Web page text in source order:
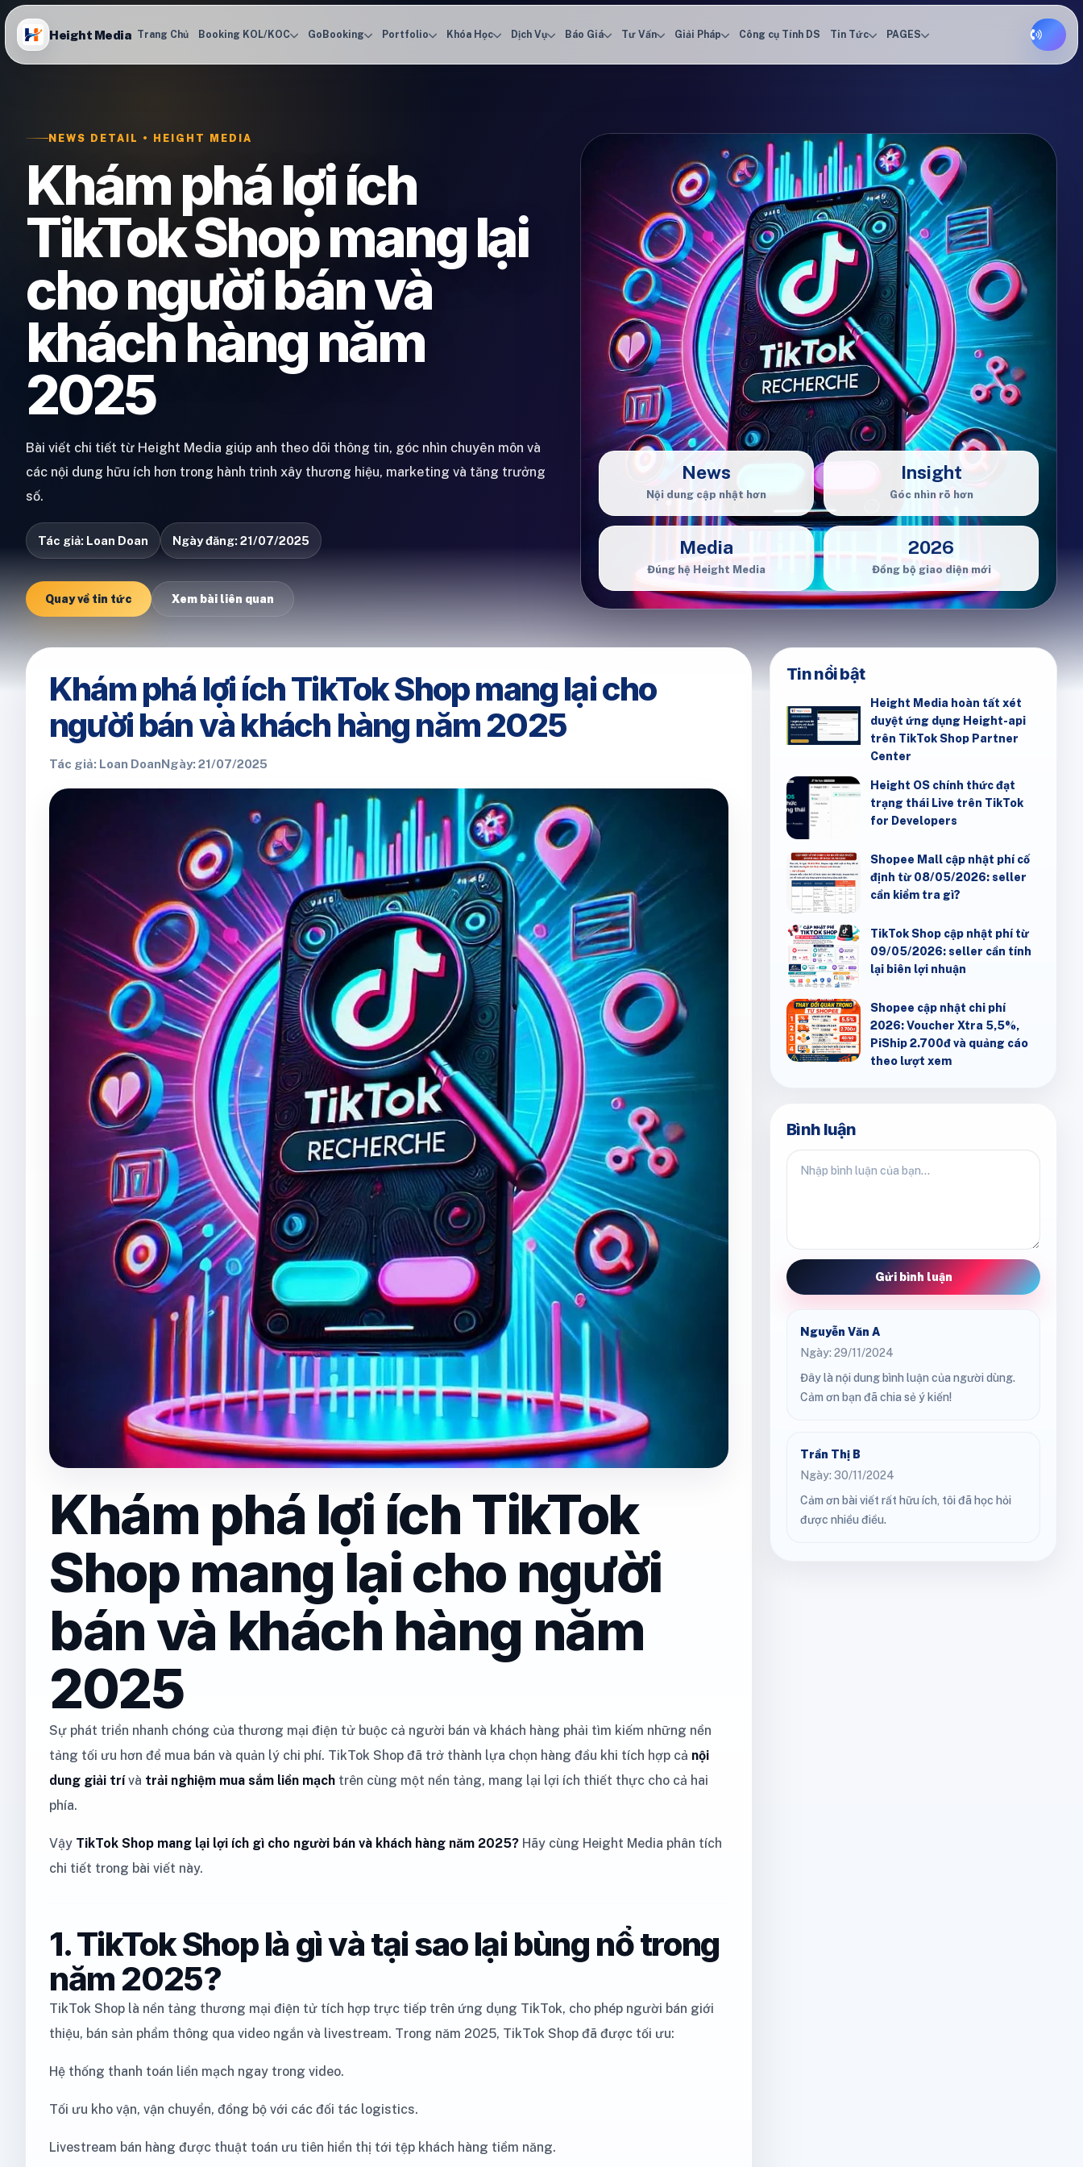
Height Media Trang Chủ Booking KOL/KOC GoBooking Portfolio Khóa Học Dịch Vụ Báo Giá Tư Vấn Giải Pháp Công cụ Tính DS Tin Tức PAGES
NEWS DETAIL • HEIGHT MEDIA
Khám phá lợi ích
TikTok Shop mang lại
cho người bán và
khách hàng năm
2025
Bài viết chi tiết từ Height Media giúp anh theo dõi thông tin, góc nhìn chuyên môn và
các nội dung hữu ích hơn trong hành trình xây thương hiệu, marketing và tăng trưởng
số.
Tác giả: Loan Doan Ngày đăng: 21/07/2025
Quay về tin tức Xem bài liên quan
News
Nội dung cập nhật hơn
Insight
Góc nhìn rõ hơn
Media
Đúng hệ Height Media
2026
Đồng bộ giao diện mới
Khám phá lợi ích TikTok Shop mang lại cho
người bán và khách hàng năm 2025
Tác giả: Loan DoanNgày: 21/07/2025
Khám phá lợi ích TikTok
Shop mang lại cho người
bán và khách hàng năm
2025
Sự phát triển nhanh chóng của thương mại điện tử buộc cả người bán và khách hàng phải tìm kiếm những nền
tảng tối ưu hơn để mua bán và quản lý chi phí. TikTok Shop đã trở thành lựa chọn hàng đầu khi tích hợp cả nội
dung giải trívà trải nghiệm mua sắm liền mạch trên cùng một nền tảng, mang lại lợi ích thiết thực cho cả hai
phía.
Vậy TikTok Shop mang lại lợi ích gì cho người bán và khách hàng năm 2025? Hãy cùng Height Media phân tích
chi tiết trong bài viết này.
1. TikTok Shop là gì và tại sao lại bùng nổ trong
năm 2025?
TikTok Shop là nền tảng thương mại điện tử tích hợp trực tiếp trên ứng dụng TikTok, cho phép người bán giới
thiệu, bán sản phẩm thông qua video ngắn và livestream. Trong năm 2025, TikTok Shop đã được tối ưu:
Hệ thống thanh toán liền mạch ngay trong video.
Tối ưu kho vận, vận chuyển, đồng bộ với các đối tác logistics.
Livestream bán hàng được thuật toán ưu tiên hiển thị tới tệp khách hàng tiềm năng.
Tin nổi bật
Height Media hoàn tất xét
duyệt ứng dụng Height-api
trên TikTok Shop Partner
Center
Height OS chính thức đạt
trạng thái Live trên TikTok
for Developers
Shopee Mall cập nhật phí cố
định từ 08/05/2026: seller
cần kiểm tra gì?
TikTok Shop cập nhật phí từ
09/05/2026: seller cần tính
lại biên lợi nhuận
Shopee cập nhật chi phí
2026: Voucher Xtra 5,5%,
PiShip 2.700đ và quảng cáo
theo lượt xem
Bình luận
Gửi bình luận
Nguyễn Văn A
Ngày: 29/11/2024
Đây là nội dung bình luận của người dùng.
Cảm ơn bạn đã chia sẻ ý kiến!
Trần Thị B
Ngày: 30/11/2024
Cảm ơn bài viết rất hữu ích, tôi đã học hỏi
được nhiều điều.